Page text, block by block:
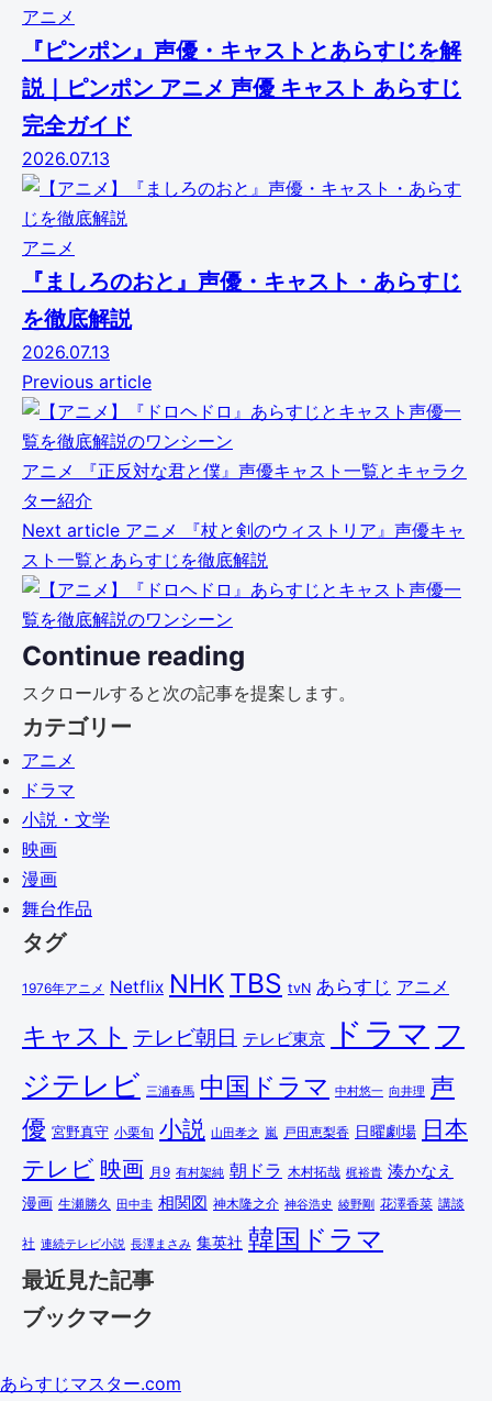
アニメ
『ピンポン』声優・キャストとあらすじを解
説｜ピンポン アニメ 声優 キャスト あらすじ
完全ガイド
2026.07.13
アニメ
『ましろのおと』声優・キャスト・あらすじ
を徹底解説
2026.07.13
Previous article
アニメ
『正反対な君と僕』声優キャスト一覧とキャラク
ター紹介
Next article アニメ
『杖と剣のウィストリア』声優キャ
スト一覧とあらすじを徹底解説
Continue reading
スクロールすると次の記事を提案します。
カテゴリー
アニメ
ドラマ
小説・文学
映画
漫画
舞台作品
タグ
1976年アニメ Netflix NHK TBS tvN あらすじ アニメ
キャスト テレビ朝日 テレビ東京 ドラマ フ
ジテレビ 三浦春馬 中国ドラマ 中村悠一 向井理 声
優 宮野真守 小栗旬 小説 山田孝之 嵐 戸田恵梨香 日曜劇場 日本
テレビ 映画 月9 有村架純 朝ドラ 木村拓哉 梶裕貴 湊かなえ
漫画 生瀬勝久 田中圭 相関図 神木隆之介 神谷浩史 綾野剛 花澤香菜 講談
社 連続テレビ小説 長澤まさみ 集英社 韓国ドラマ
最近見た記事
ブックマーク
あらすじマスター.com